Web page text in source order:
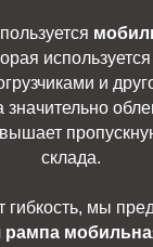
и
склада.
гибкость, мы
рампа